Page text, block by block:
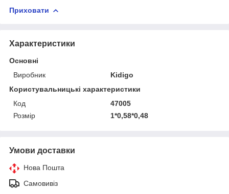
Приховати
Характеристики
Основні
Виробник
Kidigo
Користувальницькі характеристики
Код
47005
Розмір
1*0,58*0,48
Умови доставки
Нова Пошта
Самовивіз